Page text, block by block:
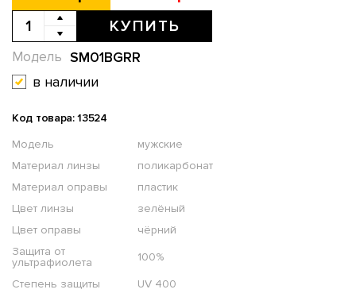
КУПИТЬ
SM01BGRR
Модель
в наличии
Код товара: 13524
Модель
мужские
Материал линзы
поликарбонат
Материал оправы
пластик
Цвет линзы
зелёный
Цвет оправы
чёрний
Защита от
ультрафиолета
100%
Степень защиты
UV 400